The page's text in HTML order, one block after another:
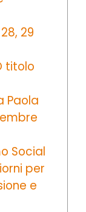
28, 29
titolo
Paola
Social
per
e